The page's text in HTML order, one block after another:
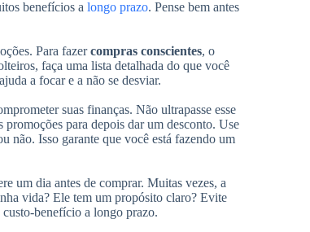
benefícios a longo prazo. Pense bem antes
Para fazercompras conscientes, o
faça uma lista detalhada do que você
a focar e a não se desviar.
suas finanças. Não ultrapasse esse
para depois dar um desconto. Use
não. Isso garante que você está fazendo um
um dia antes de comprar. Muitas vezes, a
vida? Ele tem um propósito claro? Evite
benefício a longo prazo.